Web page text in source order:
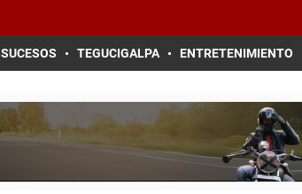
SUCESOS TEGUCIGALPA ENTRETENIMIENTO